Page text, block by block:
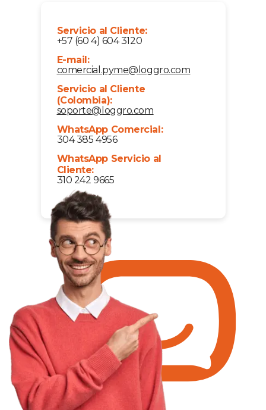
Servicio al Cliente:
+57 (60 4) 604 3120
E-mail:
comercial.pyme@loggro.com
Servicio al Cliente
(Colombia):
soporte@loggro.com
WhatsApp Comercial:
304 385 4956
WhatsApp Servicio al
Cliente:
310 242 9665